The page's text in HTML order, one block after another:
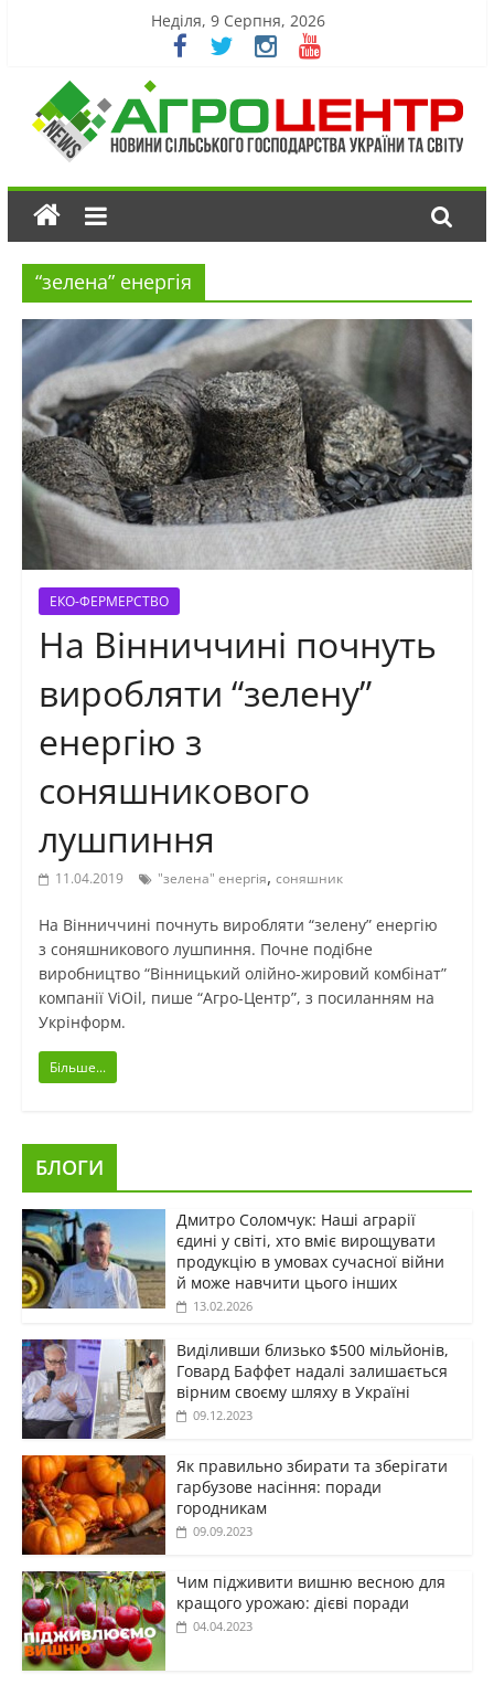
Неділя, 9 Серпня, 2026
“зелена” енергія
ЕКО-ФЕРМЕРСТВО
На Вінниччині почнуть
виробляти “зелену”
енергію з
соняшникового
лушпиння
11.04.2019 "зелена" енергія, соняшник
На Вінниччині почнуть виробляти “зелену” енергію
з соняшникового лушпиння. Почне подібне
виробництво “Вінницький олійно-жировий комбінат”
компанії ViOil, пише “Агро-Центр”, з посиланням на
Укрінформ.
Більше...
БЛОГИ
Дмитро Соломчук: Наші аграрії
єдині у світі, хто вміє вирощувати
продукцію в умовах сучасної війни
й може навчити цього інших
13.02.2026
Виділивши близько $500 мільйонів,
Говард Баффет надалі залишається
вірним своєму шляху в Україні
09.12.2023
Як правильно збирати та зберігати
гарбузове насіння: поради
городникам
09.09.2023
Чим підживити вишню весною для
кращого урожаю: дієві поради
04.04.2023